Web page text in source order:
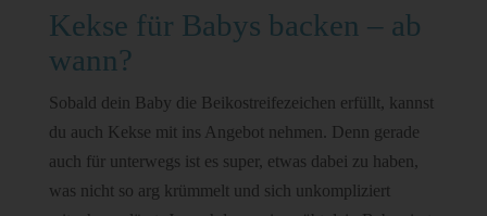
Kekse für Babys backen – ab
wann?
Sobald dein Baby die Beikostreifezeichen erfüllt, kannst
du auch Kekse mit ins Angebot nehmen. Denn gerade
auch für unterwegs ist es super, etwas dabei zu haben,
was nicht so arg krümmelt und sich unkompliziert